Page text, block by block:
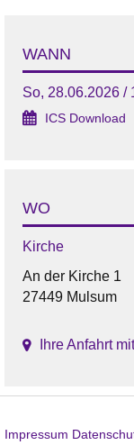
WANN
So, 28.06.2026 /
ICS Download
WO
Kirche
An der Kirche 1
27449 Mulsum
Ihre Anfahrt
Impressum